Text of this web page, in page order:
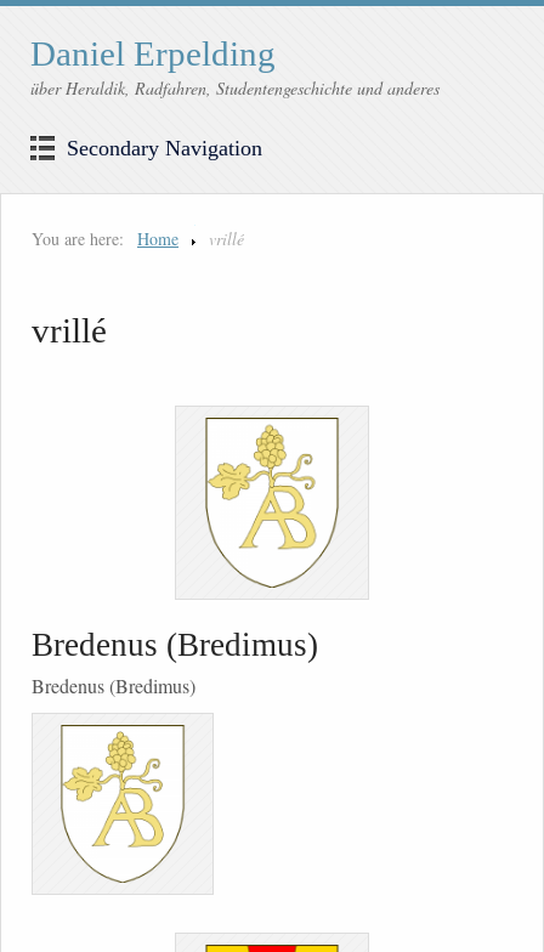
Daniel Erpelding
über Heraldik, Radfahren, Studentengeschichte und anderes
Secondary Navigation
You are here: Home vrillé
vrillé
Bredenus (Bredimus)
Bredenus (Bredimus)